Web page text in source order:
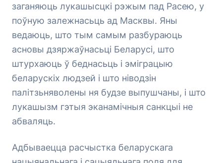
заганяюць лукашысцкі рэжым пад Расею, у
поўную залежнасьць ад Масквы. Яны
ведаюць, што тым самым разбураюць
асновы дзяржаўнасьці Беларусі, што
штурхаюць ў беднасьць і эміграцыю
беларускіх людзей і што ніводзін
палітзьняволены ня будзе выпушчаны, і што
лукашызм гэтыя эканамічныя санкцыі не
абваляць.
Адбываецца расчыстка беларускага